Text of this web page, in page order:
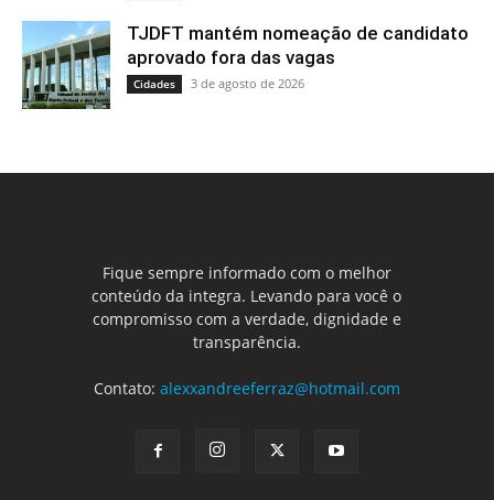
TJDFT mantém nomeação de candidato
aprovado fora das vagas
Cidades 3 de agosto de 2026
Fique sempre informado com o melhor
conteúdo da integra. Levando para você o
compromisso com a verdade, dignidade e
transparência.
Contato: alexxandreeferraz@hotmail.com